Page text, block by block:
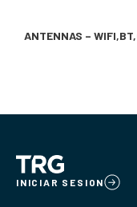
ANTENNAS –
INICIAR SESION